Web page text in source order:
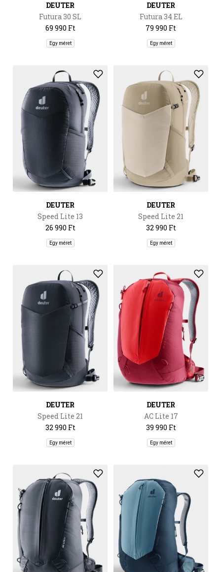
DEUTER
Futura 30 SL
69 990 Ft
Egy méret
DEUTER
Futura 34 EL
79 990 Ft
Egy méret
DEUTER
Speed Lite 13
26 990 Ft
Egy méret
DEUTER
Speed Lite 21
32 990 Ft
Egy méret
DEUTER
Speed Lite 21
32 990 Ft
Egy méret
DEUTER
AC Lite 17
39 990 Ft
Egy méret